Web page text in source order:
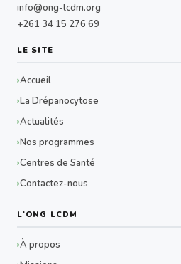
info@ong-lcdm.org
+261 34 15 276 69
LE SITE
Accueil
La Drépanocytose
Actualités
Nos programmes
Centres de Santé
Contactez-nous
L'ONG LCDM
À propos